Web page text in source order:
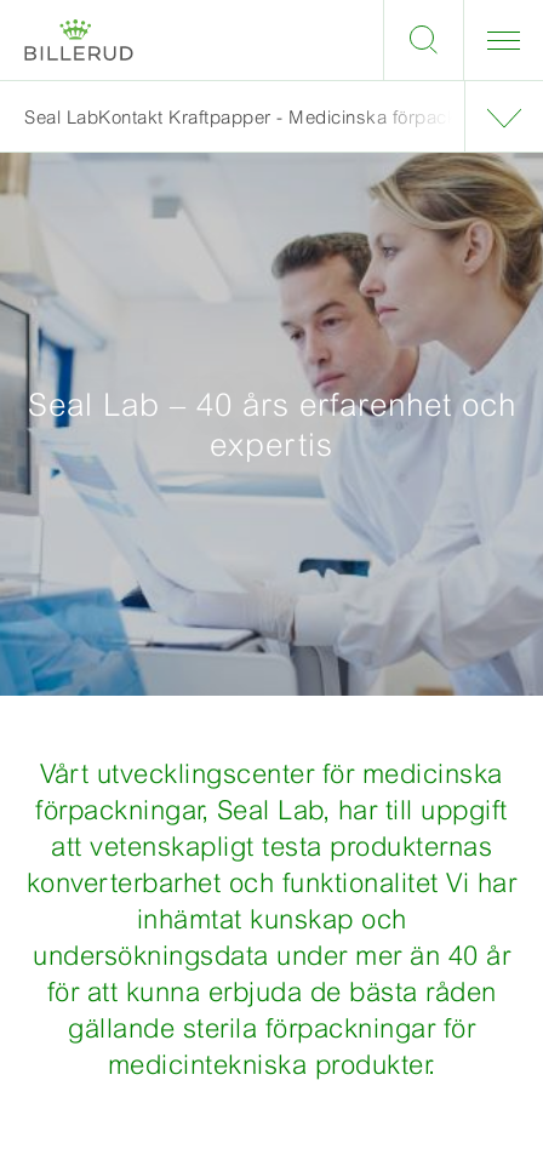
Seal LabKontakt Kraftpapper - Medicinska förpackningar
Seal Lab – 40 års erfarenhet och
expertis
Vårt utvecklingscenter för medicinska
förpackningar, Seal Lab, har till uppgift
att vetenskapligt testa produkternas
konverterbarhet och funktionalitet Vi har
inhämtat kunskap och
undersökningsdata under mer än 40 år
för att kunna erbjuda de bästa råden
gällande sterila förpackningar för
medicintekniska produkter.